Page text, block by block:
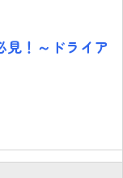
見！～ドライア